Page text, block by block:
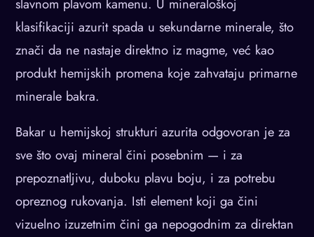
slavnom plavom kamenu. U mineraloškoj
klasifikaciji azurit spada u sekundarne minerale, što
znači da ne nastaje direktno iz magme, već kao
produkt hemijskih promena koje zahvataju primarne
minerale bakra.
Bakar u hemijskoj strukturi azurita odgovoran je za
sve što ovaj mineral čini posebnim — i za
prepoznatljivu, duboku plavu boju, i za potrebu
opreznog rukovanja. Isti element koji ga čini
vizuelno izuzetnim čini ga nepogodnim za direktan